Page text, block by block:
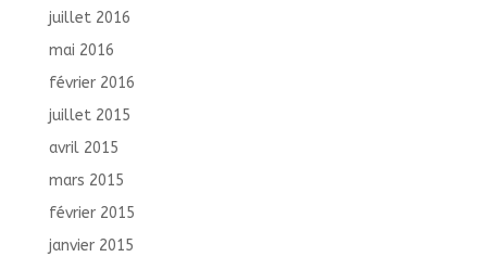
juillet 2016
mai 2016
février 2016
juillet 2015
avril 2015
mars 2015
février 2015
janvier 2015